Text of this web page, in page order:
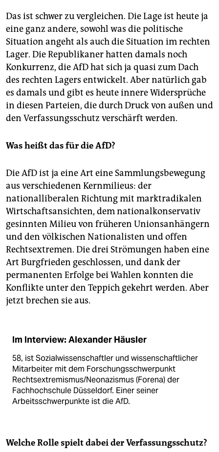
Das ist schwer zu vergleichen. Die Lage ist heute ja
eine ganz andere, sowohl was die politische
Situation angeht als auch die Situation im rechten
Lager. Die Republikaner hatten damals noch
Konkurrenz, die AfD hat sich ja quasi zum Dach
des rechten Lagers entwickelt. Aber natürlich gab
es damals und gibt es heute innere Widersprüche
in diesen Parteien, die durch Druck von außen und
den Verfassungsschutz verschärft werden.
Was heißt das für die AfD?
Die AfD ist ja eine Art eine Sammlungsbewegung
aus verschiedenen Kernmilieus: der
nationalliberalen Richtung mit marktradikalen
Wirtschaftsansichten, dem nationalkonservativ
gesinnten Milieu von früheren Unionsanhängern
und den völkischen Nationalisten und offen
Rechtsextremen. Die drei Strömungen haben eine
Art Burgfrieden geschlossen, und dank der
permanenten Erfolge bei Wahlen konnten die
Konflikte unter den Teppich gekehrt werden. Aber
jetzt brechen sie aus.
Im Interview: Alexander Häusler
58, ist Sozialwissenschaftler und wissenschaftlicher
Mitarbeiter mit dem Forschungsschwerpunkt
Rechtsextremismus/Neonazismus (Forena) der
Fachhochschule Düsseldorf. Einer seiner
Arbeitsschwerpunkte ist die AfD.
Welche Rolle spielt dabei der Verfassungsschutz?